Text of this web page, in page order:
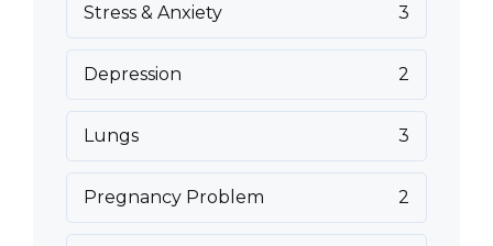
Stress & Anxiety 3
Depression 2
Lungs 3
Pregnancy Problem 2